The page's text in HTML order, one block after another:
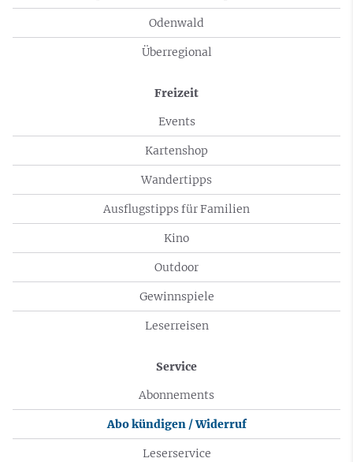
Odenwald
Überregional
Freizeit
Events
Kartenshop
Wandertipps
Ausflugstipps für Familien
Kino
Outdoor
Gewinnspiele
Leserreisen
Service
Abonnements
Abo kündigen / Widerruf
Leserservice